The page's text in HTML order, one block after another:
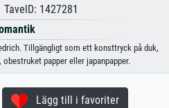
1427281
Tillgängligt som ett konsttryck på duk,
papper eller japanpapper.
Lägg till i favoriter